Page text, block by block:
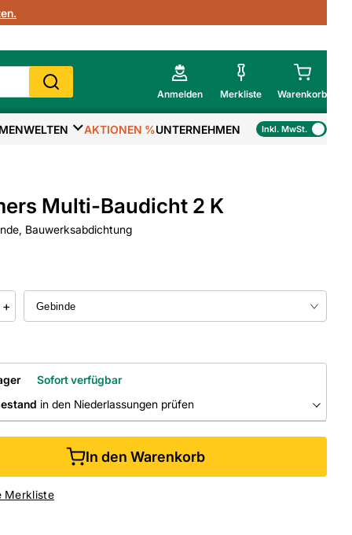
Anmelden Merkliste Warenkorb
Mein Warenkorb
AKTIONEN %UNTERNEHMEN Inkl. MwSt.
Multi-Baudicht 2 K
Bauwerksabdichtung
+
Sofort verfügbar
in den Niederlassungen prüfen
In den Warenkorb
Merkliste